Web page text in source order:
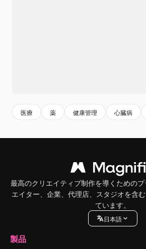
医療 薬 健康管理 心臓病
最高のクリエイティブ制作を導くための
エイター、企業、代理店、スタジオを含
ています。
日本語
製品